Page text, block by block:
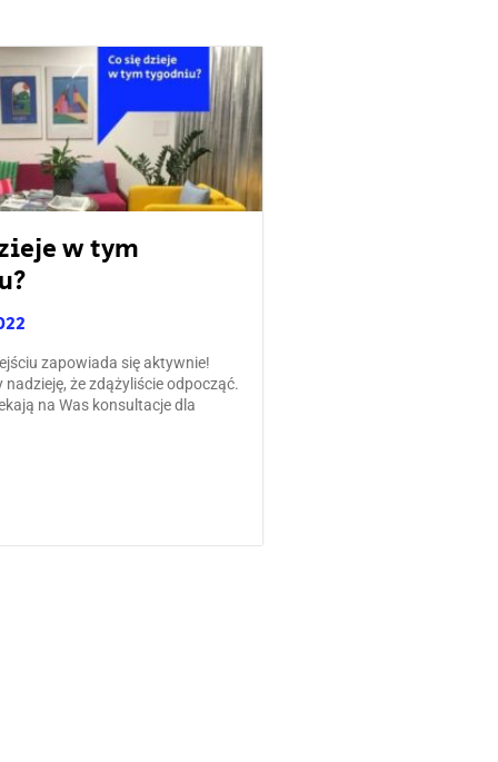
w tym
zapowiada się aktywnie!
nadzieję, że zdążyliście odpocząć.
na Was konsultacje dla